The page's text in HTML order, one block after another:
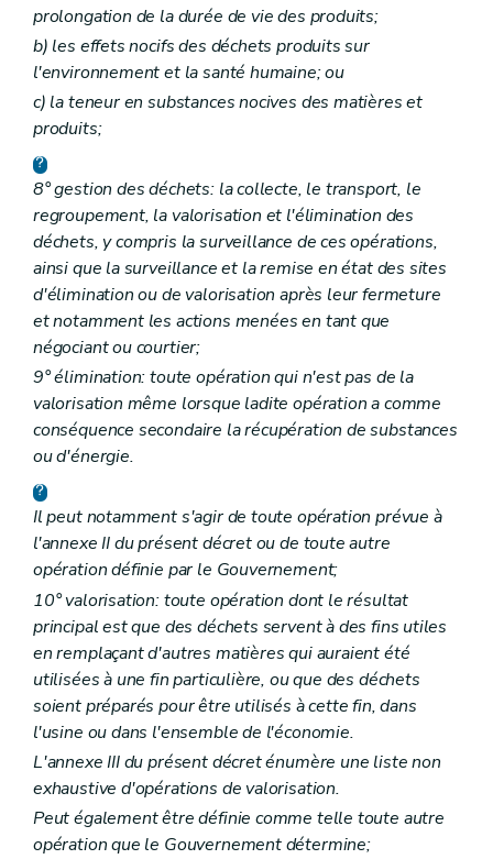
prolongation de la durée de vie des produits;
b) les effets nocifs des déchets produits sur
l'environnement et la santé humaine; ou
c) la teneur en substances nocives des matières et
produits;
8° gestion des déchets: la collecte, le transport, le
regroupement, la valorisation et l'élimination des
déchets, y compris la surveillance de ces opérations,
ainsi que la surveillance et la remise en état des sites
d'élimination ou de valorisation après leur fermeture
et notamment les actions menées en tant que
négociant ou courtier;
9° élimination: toute opération qui n'est pas de la
valorisation même lorsque ladite opération a comme
conséquence secondaire la récupération de substances
ou d'énergie.
Il peut notamment s'agir de toute opération prévue à
l'annexe II du présent décret ou de toute autre
opération définie par le Gouvernement;
10° valorisation: toute opération dont le résultat
principal est que des déchets servent à des fins utiles
en remplaçant d'autres matières qui auraient été
utilisées à une fin particulière, ou que des déchets
soient préparés pour être utilisés à cette fin, dans
l'usine ou dans l'ensemble de l'économie.
L'annexe III du présent décret énumère une liste non
exhaustive d'opérations de valorisation.
Peut également être définie comme telle toute autre
opération que le Gouvernement détermine;